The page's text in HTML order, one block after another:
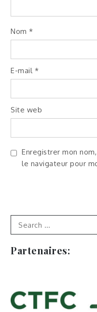
Nom*
E-mail *
Site web
Enregistrer mon
le navigateur pour
Search
for:
Partenaires: